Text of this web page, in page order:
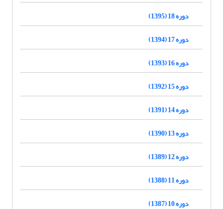
دوره 18 (1395)
دوره 17 (1394)
دوره 16 (1393)
دوره 15 (1392)
دوره 14 (1391)
دوره 13 (1390)
دوره 12 (1389)
دوره 11 (1388)
دوره 10 (1387)